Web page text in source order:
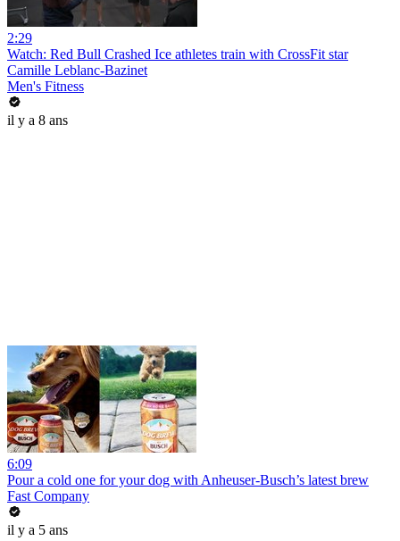
2:29
Watch: Red Bull Crashed Ice athletes train with CrossFit star
Camille Leblanc-Bazinet
Men's Fitness
il y a 8 ans
6:09
Pour a cold one for your dog with Anheuser-Busch’s latest brew
Fast Company
il y a 5 ans